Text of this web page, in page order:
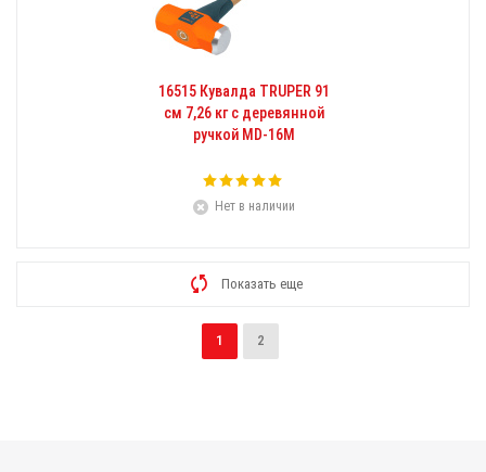
16515 Кувалда TRUPER 91
см 7,26 кг с деревянной
ручкой MD-16M
Нет в наличии
Показать еще
1 2